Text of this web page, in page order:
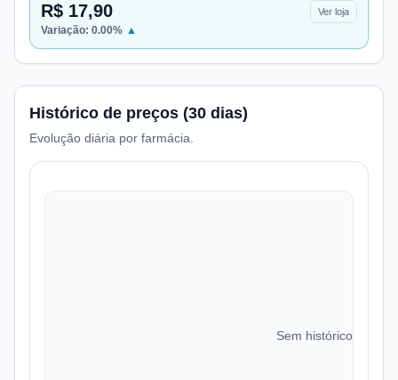
R$ 17,90 Ver loja
Variação: 0.00% ▲
Histórico de preços (30 dias)
Evolução diária por farmácia.
Sem histórico de